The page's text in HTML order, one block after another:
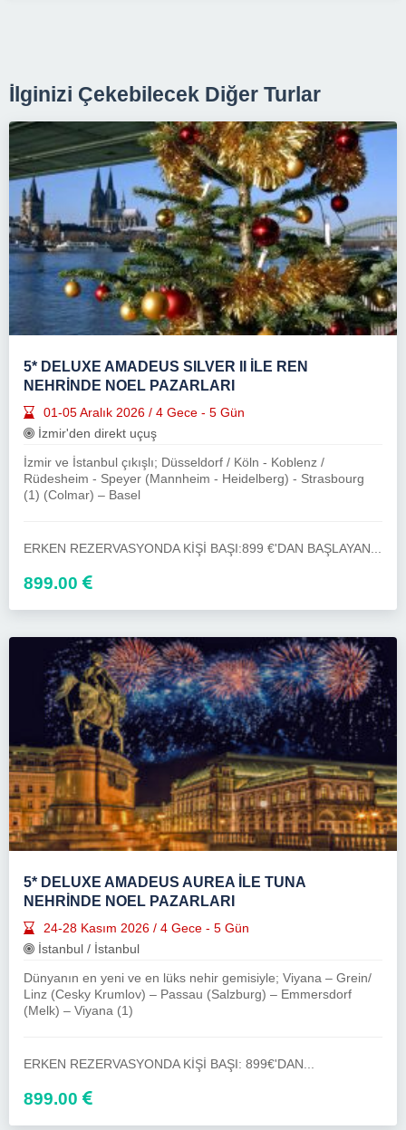
İlginizi Çekebilecek Diğer Turlar
5* DELUXE AMADEUS SILVER II İLE REN
NEHRİNDE NOEL PAZARLARI
01-05 Aralık 2026 / 4 Gece - 5 Gün
İzmir'den direkt uçuş
İzmir ve İstanbul çıkışlı; Düsseldorf / Köln - Koblenz /
Rüdesheim - Speyer (Mannheim - Heidelberg) - Strasbourg
(1) (Colmar) – Basel
ERKEN REZERVASYONDA KİŞİ BAŞI:899 €'DAN BAŞLAYAN...
899.00
5* DELUXE AMADEUS AUREA İLE TUNA
NEHRİNDE NOEL PAZARLARI
24-28 Kasım 2026 / 4 Gece - 5 Gün
İstanbul / İstanbul
Dünyanın en yeni ve en lüks nehir gemisiyle; Viyana – Grein/
Linz (Cesky Krumlov) – Passau (Salzburg) – Emmersdorf
(Melk) – Viyana (1)
ERKEN REZERVASYONDA KİŞİ BAŞI: 899€'DAN...
899.00